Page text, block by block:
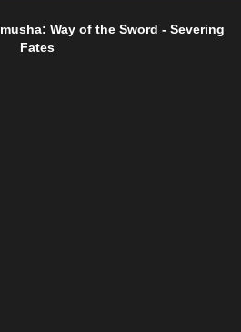
Way of the Sword - Severing
Fates